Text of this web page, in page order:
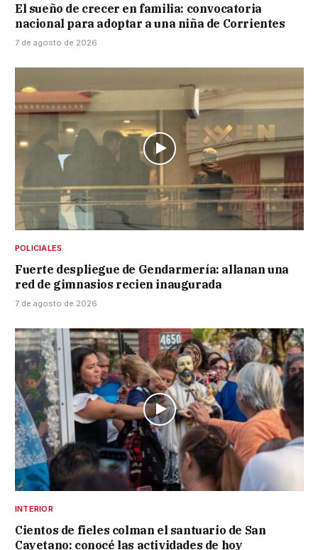
El sueño de crecer en familia: convocatoria
nacional para adoptar a una niña de Corrientes
7 de agosto de 2026
POLICIALES
Fuerte despliegue de Gendarmería: allanan una
red de gimnasios recien inaugurada
7 de agosto de 2026
INTERIOR
Cientos de fieles colman el santuario de San
Cayetano: conocé las actividades de hoy